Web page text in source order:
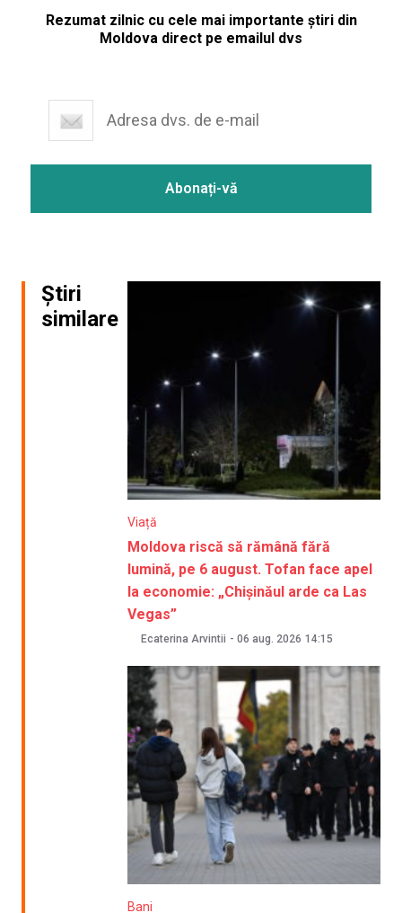
Rezumat zilnic cu cele mai importante știri din
Moldova direct pe emailul dvs
Știri
similare
Viață
Moldova riscă să rămână fără
lumină, pe 6 august. Tofan face apel
la economie: „Chișinăul arde ca Las
Vegas”
Ecaterina Arvintii - 06 aug. 2026 14:15
Bani